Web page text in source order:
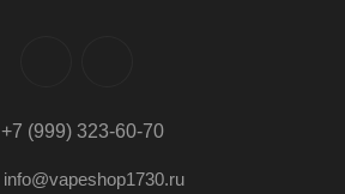
+7 (999) 323-60-70
info@vapeshop1730.ru